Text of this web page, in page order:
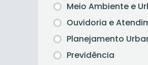
Meio Ambiente e
Ouvidoria e
Planejamento
Previdência